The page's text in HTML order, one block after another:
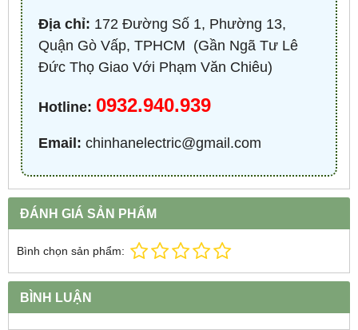
Địa chỉ: 172 Đường Số 1, Phường 13,
Quận Gò Vấp, TPHCM ​ (Gần Ngã Tư Lê
Đức Thọ Giao Với Phạm Văn Chiêu)
Hotline: 0932.940.939
Email: chinhanelectric@gmail.com
ĐÁNH GIÁ SẢN PHẨM
Bình chọn sản phẩm:
BÌNH LUẬN